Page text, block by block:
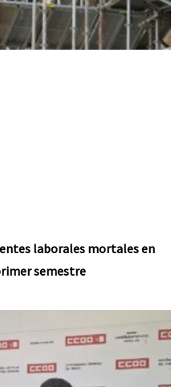
laborales mortales en
semestre